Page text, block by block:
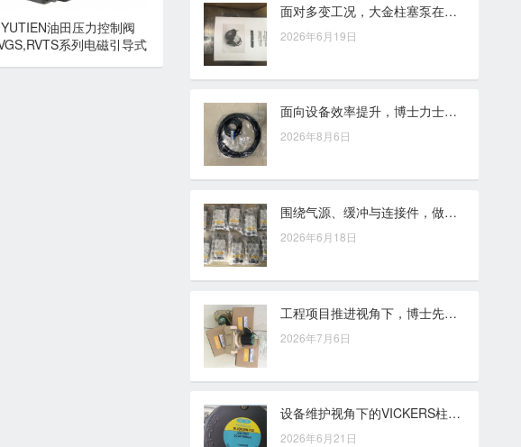
YUTIEN油田压力控制阀
系列电磁引导式
面对多变工况，大金柱塞泵在液压设备中的应用考量
2026年6月19日
面向设备效率提升，博士力士乐JCS压力继电器的应用思路
2026年8月6日
围绕气源、缓冲与连接件，做好SMC气缸日常维护检查
2026年6月18日
工程项目推进视角下，博士先导式溢流阀的液压压力管理作用
2026年7月6日
设备维护视角下的VICKERS柱塞泵：日常检查与使用管理要点
2026年6月21日